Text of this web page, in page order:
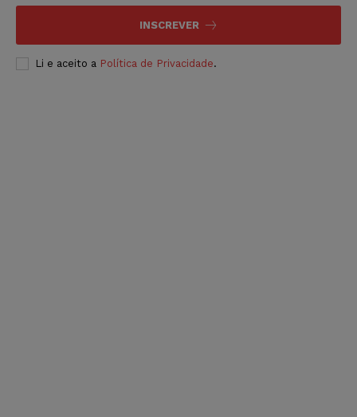
INSCREVER
Li e aceito a Política de Privacidade.